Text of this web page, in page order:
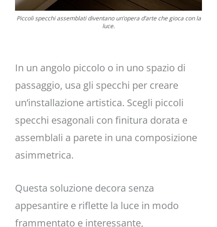
Piccoli specchi assemblati diventano un’opera d’arte che gioca con la
luce.
In un angolo piccolo o in uno spazio di
passaggio, usa gli specchi per creare
un’installazione artistica. Scegli piccoli
specchi esagonali con finitura dorata e
assemblali a parete in una composizione
asimmetrica.
Questa soluzione decora senza
appesantire e riflette la luce in modo
frammentato e interessante,